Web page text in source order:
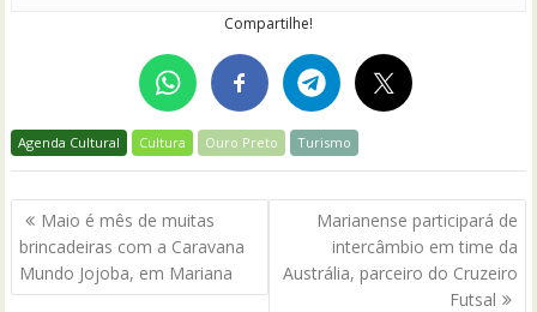
Compartilhe!
Agenda Cultural Cultura Ouro Preto Turismo
Navegação
de
Post
Maio é mês de muitas
brincadeiras com a Caravana
Mundo Jojoba, em Mariana
Marianense participará de
intercâmbio em time da
Austrália, parceiro do Cruzeiro
Futsal